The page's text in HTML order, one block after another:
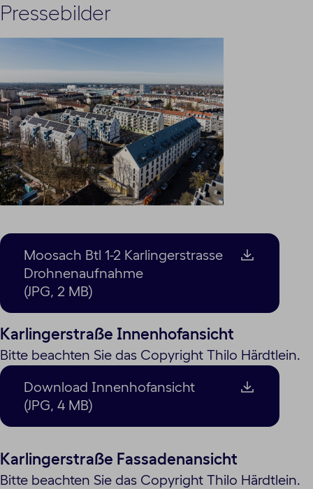
Pressebilder
Moosach Btl 1-2 Karlingerstrasse
Drohnenaufnahme
(JPG, 2 MB)
Karlingerstraße Innenhofansicht
Bitte beachten Sie das Copyright Thilo Härdtlein.
Download Innenhofansicht
(JPG, 4 MB)
Karlingerstraße Fassadenansicht
Bitte beachten Sie das Copyright Thilo Härdtlein.